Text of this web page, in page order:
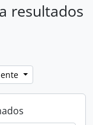
resultados